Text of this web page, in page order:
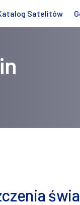
Satelitów